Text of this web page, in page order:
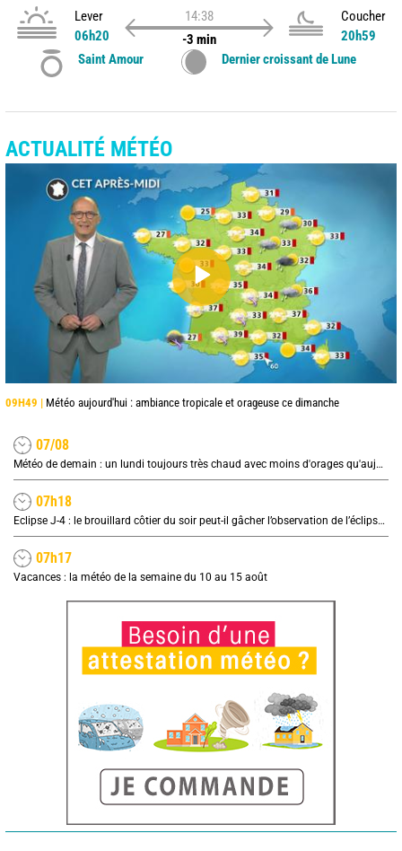
Lever
06h20
14:38
-3 min
Coucher
20h59
Saint Amour
Dernier croissant de Lune
ACTUALITÉ MÉTÉO
09H49 | Météo aujourd'hui : ambiance tropicale et orageuse ce dimanche
07/08
Météo de demain : un lundi toujours très chaud avec moins d'orages qu'aujourd'hui
07h18
Eclipse J-4 : le brouillard côtier du soir peut-il gâcher l’observation de l’éclipse à la plage ?
07h17
Vacances : la météo de la semaine du 10 au 15 août